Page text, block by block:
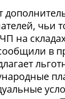
чьи
на
в